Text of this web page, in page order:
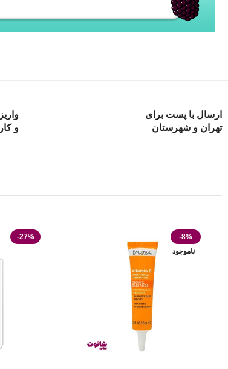
ارسال با پست برای
تهران و شهرستان
و
-8%
ناموجود
-27%